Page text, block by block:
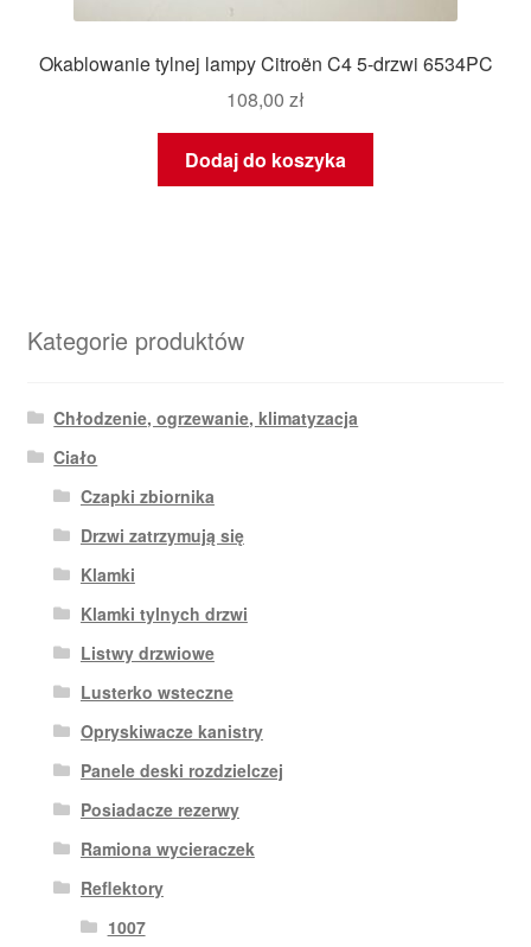
Okablowanie tylnej lampy Citroën C4 5-drzwi 6534PC
108,00 zł
Dodaj do koszyka
Kategorie produktów
Chłodzenie, ogrzewanie, klimatyzacja
Ciało
Czapki zbiornika
Drzwi zatrzymują się
Klamki
Klamki tylnych drzwi
Listwy drzwiowe
Lusterko wsteczne
Opryskiwacze kanistry
Panele deski rozdzielczej
Posiadacze rezerwy
Ramiona wycieraczek
Reflektory
1007